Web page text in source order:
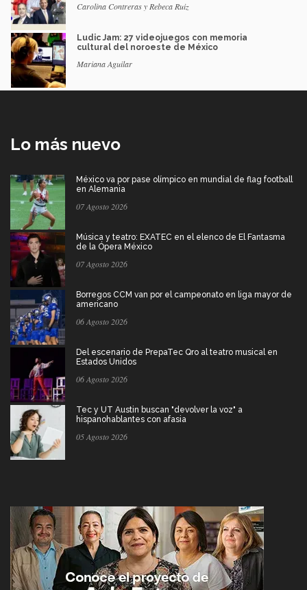
Carolina Contreras y Rebeca Ruiz
Ludic Jam: 27 videojuegos con memoria
cultural del noroeste de México
Mariana Aguilar
Lo más nuevo
México va por pase olímpico en mundial de flag football
en Alemania
07 Agosto 2026
Música y teatro: EXATEC en el elenco de El Fantasma
de la Ópera México
07 Agosto 2026
Borregos CCM van por el campeonato en liga mayor de
americano
06 Agosto 2026
Del escenario de PrepaTec Qro al teatro musical en
Estados Unidos
06 Agosto 2026
Tec y UT Austin buscan "devolver la voz" a
hispanohablantes con afasia
05 Agosto 2026